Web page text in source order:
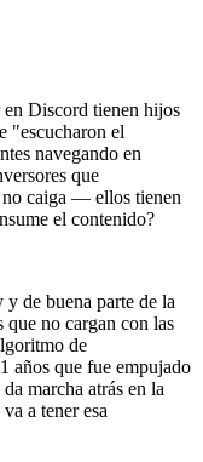
en Discord tienen hijos
"escucharon el
navegando en
que
no caiga — ellos tienen
el contenido?
de buena parte de la
que no cargan con las
de
años que fue empujado
marcha atrás en la
a tener esa